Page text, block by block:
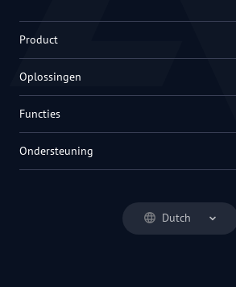
Dutch
Product
Oplossingen
Functies
Ondersteuning